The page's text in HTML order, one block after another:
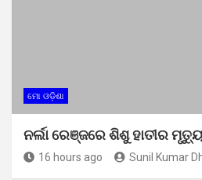
ମୋ ଓଡ଼ିଶା
ନର୍ଲା ରେଞ୍ଜରେ ଶିଶୁ ହାତୀର
16 hours ago Sunil Kumar